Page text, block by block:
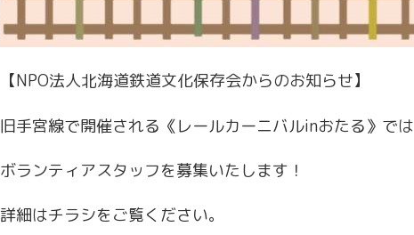
【NPO法人北海道鉄道文化保存会からのお知らせ】
旧手宮線で開催される《レールカーニバルinおたる》では
ボランティアスタッフを募集いたします！
詳細はチラシをご覧ください。